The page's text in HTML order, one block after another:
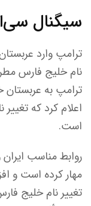
سیگنال
ترامپ وارد
نام خلیج فارس
ترامپ به عربستان
اعلام کرد که
است.
روابط مناسب ایران
مهار کرده است و
تغییر نام خلیج